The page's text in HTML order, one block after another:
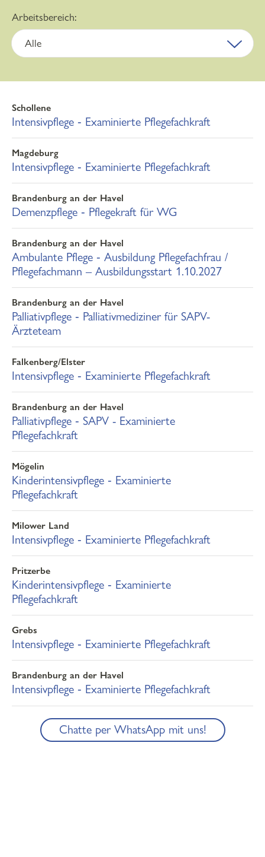
Arbeitsbereich:
Alle
Intensivpflege
Kinderintensivpflege
Palliativpflege
Demenzpflege
Schollene
Intensivpflege ‐ Examinierte Pflegefachkraft
Magdeburg
Intensivpflege ‐ Examinierte Pflegefachkraft
Brandenburg an der Havel
Demenzpflege ‐ Pflegekraft für WG
Brandenburg an der Havel
Ambulante Pflege ‐ Ausbildung Pflegefachfrau /
Pflegefachmann – Ausbildungsstart 1.10.2027
Brandenburg an der Havel
Palliativpflege ‐ Palliativmediziner für SAPV-
Ärzteteam
Falkenberg/Elster
Intensivpflege ‐ Examinierte Pflegefachkraft
Brandenburg an der Havel
Palliativpflege ‐ SAPV - Examinierte
Pflegefachkraft
Mögelin
Kinderintensivpflege ‐ Examinierte
Pflegefachkraft
Milower Land
Intensivpflege ‐ Examinierte Pflegefachkraft
Pritzerbe
Kinderintensivpflege ‐ Examinierte
Pflegefachkraft
Grebs
Intensivpflege ‐ Examinierte Pflegefachkraft
Brandenburg an der Havel
Intensivpflege ‐ Examinierte Pflegefachkraft
Chatte per WhatsApp mit uns!